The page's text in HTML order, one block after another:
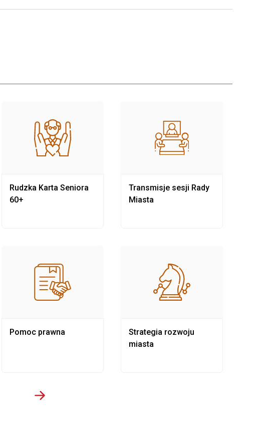
Rudzka Karta Seniora
60+
Pomoc prawna
Transmisje sesji Rady
Miasta
Strategia rozwoju
miasta